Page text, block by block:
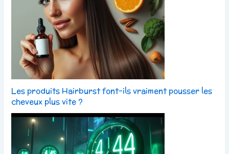
Les produits Hairburst font-ils vraiment pousser les
cheveux plus vite ?